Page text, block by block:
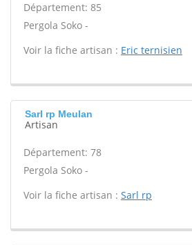
Département: 85
Pergola Soko -
Voir la fiche artisan : Eric ternisien
Sarl rp Meulan
Artisan
Département: 78
Pergola Soko -
Voir la fiche artisan : Sarl rp